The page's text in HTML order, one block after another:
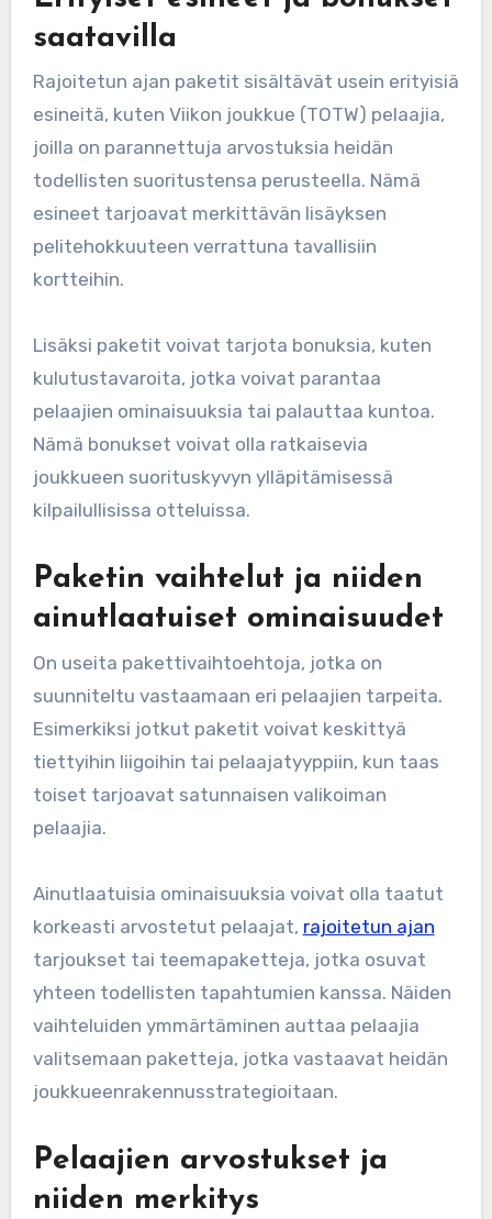
saatavilla
Rajoitetun ajan paketit sisältävät usein erityisiä
esineitä, kuten Viikon joukkue (TOTW) pelaajia,
joilla on parannettuja arvostuksia heidän
todellisten suoritustensa perusteella. Nämä
esineet tarjoavat merkittävän lisäyksen
pelitehokkuuteen verrattuna tavallisiin
kortteihin.
Lisäksi paketit voivat tarjota bonuksia, kuten
kulutustavaroita, jotka voivat parantaa
pelaajien ominaisuuksia tai palauttaa kuntoa.
Nämä bonukset voivat olla ratkaisevia
joukkueen suorituskyvyn ylläpitämisessä
kilpailullisissa otteluissa.
Paketin vaihtelut ja niiden
ainutlaatuiset ominaisuudet
On useita pakettivaihtoehtoja, jotka on
suunniteltu vastaamaan eri pelaajien tarpeita.
Esimerkiksi jotkut paketit voivat keskittyä
tiettyihin liigoihin tai pelaajatyyppiin, kun taas
toiset tarjoavat satunnaisen valikoiman
pelaajia.
Ainutlaatuisia ominaisuuksia voivat olla taatut
korkeasti arvostetut pelaajat, rajoitetun ajan
tarjoukset tai teemapaketteja, jotka osuvat
yhteen todellisten tapahtumien kanssa. Näiden
vaihteluiden ymmärtäminen auttaa pelaajia
valitsemaan paketteja, jotka vastaavat heidän
joukkueenrakennusstrategioitaan.
Pelaajien arvostukset ja
niiden merkitys